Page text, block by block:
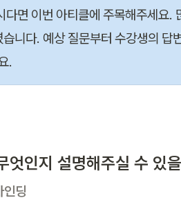
면 이번 아티클에 주목해주세요.
니다. 예상 질문부터 수강생의 답
.
인지 설명해주실 수 있
딩